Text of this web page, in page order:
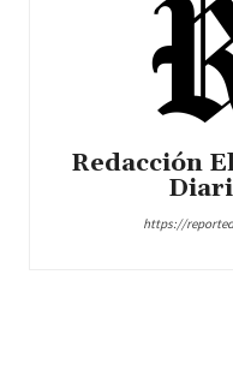
Redacción
https://